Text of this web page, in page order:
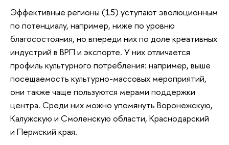
Эффективные регионы (15) уступают эволюционным
по потенциалу, например, ниже по уровню
благосостояния, но впереди них по доле креативных
индустрий в ВРП и экспорте. У них отличается
профиль культурного потребления: например, выше
посещаемость культурно-массовых мероприятий,
они также чаще пользуются мерами поддержки
центра. Среди них можно упомянуть Воронежскую,
Калужскую и Смоленскую области, Краснодарский
и Пермский края.